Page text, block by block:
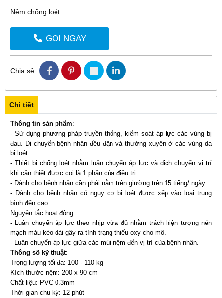
Nệm chống loét
GỌI NGAY
Chia sẻ:
Chi tiết
Thông tin sản phẩm:
- Sử dụng phương pháp truyền thống, kiểm soát áp lực các vùng bị
đau. Di chuyển bệnh nhân đều đặn và thường xuyên ở các vùng da
bị loét.
- Thiết bị chống loét nhằm luân chuyển áp lực và dịch chuyển vị trí
khi cần thiết được coi là 1 phần của điều trị.
- Dành cho bệnh nhân cần phải nằm trên giường trên 15 tiếng/ ngày.
- Dành cho bệnh nhân có nguy cơ bị loét được xếp vào loại trung
bình đến cao.
Nguyên tắc hoạt động:
- Luân chuyển áp lực theo nhịp vừa đủ nhằm trách hiện tượng nén
mạch máu kéo dài gây ra tình trạng thiếu oxy cho mô.
- Luân chuyển áp lực giữa các múi nệm đến vị trí của bệnh nhân.
Thông số kỹ thuật:
Trọng lượng tối đa: 100 - 110 kg
Kích thước nệm: 200 x 90 cm
Chất liệu: PVC 0.3mm
Thời gian chu kỳ: 12 phút